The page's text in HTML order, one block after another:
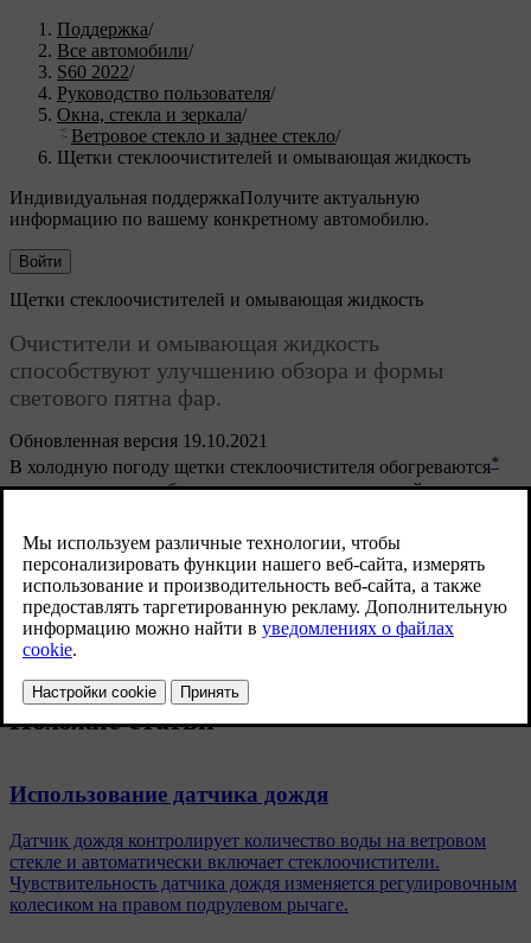
Поддержка/
Все автомобили/
S60 2022/
Руководство пользователя/
Окна, стекла и зеркала/
Ветровое стекло и заднее стекло/
Щетки стеклоочистителей и омывающая жидкость
Индивидуальная поддержкаПолучите актуальную
информацию по вашему конкретному автомобилю.
Войти
Обновленная версия 19.10.2021
Щетки стеклоочистителей и омывающая жидкость
Очистители и омывающая жидкость
способствуют улучшению обзора и формы
светового пятна фар.
В холодную погоду щетки стеклоочистителя обогреваются*
автоматически, чтобы улучшить условия в зимний период и
Информация о необходимости долить омывающую жидкость
показывается на дисплее водителя, когда в бачке остается
прим. 1 литр (1 кварта) жидкости.
Похожие статьи
Использование датчика дождя
Датчик дождя контролирует количество воды на ветровом
стекле и автоматически включает стеклоочистители.
Чувствительность датчика дождя изменяется регулировочным
колесиком на правом подрулевом рычаге.